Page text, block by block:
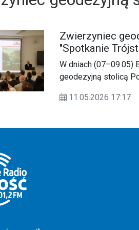
Zwierzyniec
"Spotkanie
W dniach (07–09.05)
geodezyjną stolicą
nauka, gospodarka”.
11.05.2026 17:17